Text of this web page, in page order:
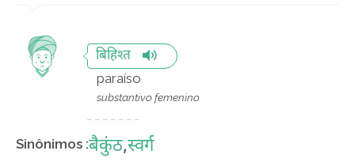
बिहिश्त
paraíso
substantivo femenino
Sinônimos :बैकुंठ,स्वर्ग